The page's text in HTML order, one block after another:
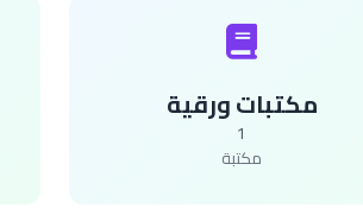
مكتبات ورقية
1
مكتبة